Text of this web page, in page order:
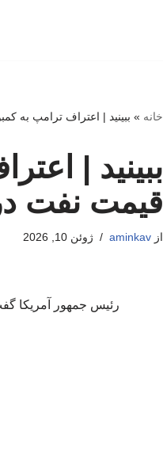
خانه » ببینید | اعتراف ترامپ به
ببینید |
قیمت نفت
ازaminkav ژوئن 10, 2026
رئیس جمهور آمریکا